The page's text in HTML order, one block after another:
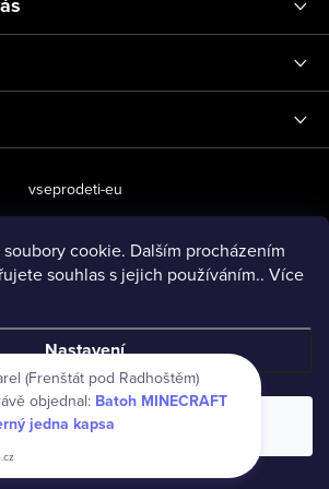
cookie. Dalším procházením
souhlas s jejich používáním.. Více
Nastavení
Souhlasím
vseprodeti-eu
. Všechna práva vyhrazena.
(Frenštát pod Radhoštěm)
objednal: Batoh MINECRAFT
jedna kapsa